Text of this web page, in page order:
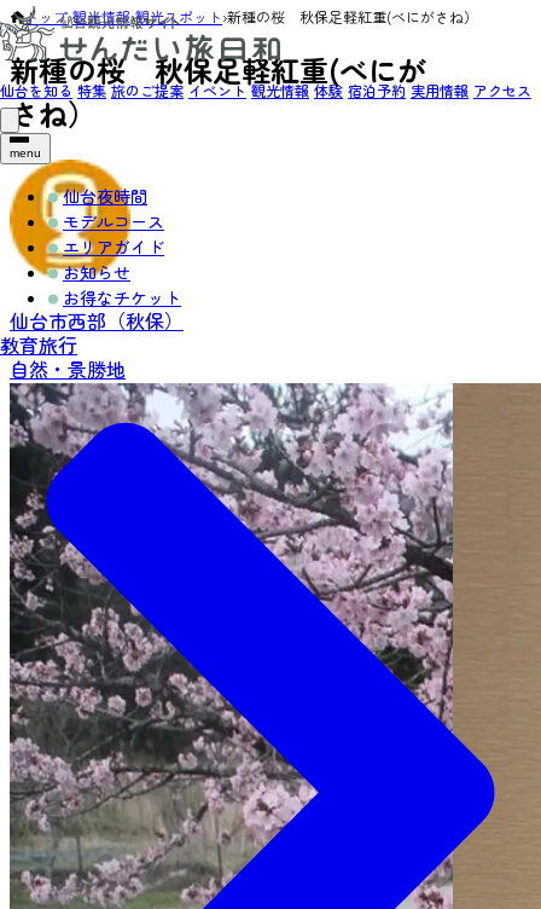
仙台を知る 特集 旅のご提案 イベント 観光情報 体験 宿泊予約 実用情報 アクセス
menu
仙台夜時間
モデルコース
エリアガイド
お知らせ
お得なチケット
教育旅行
トップ›観光情報›観光スポット›新種の桜 秋保足軽紅重(べにがさね）
新種の桜 秋保足軽紅重(べにが
さね）
仙台市西部（秋保）
自然・景勝地